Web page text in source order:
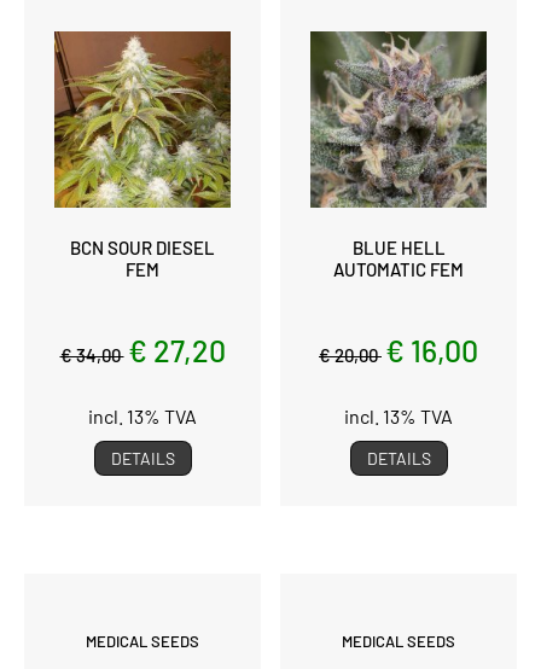
BCN SOUR DIESEL
FEM
€ 34,00 € 27,20
incl. 13% TVA
DETAILS
BLUE HELL
AUTOMATIC FEM
€ 20,00 € 16,00
incl. 13% TVA
DETAILS
MEDICAL SEEDS MEDICAL SEEDS